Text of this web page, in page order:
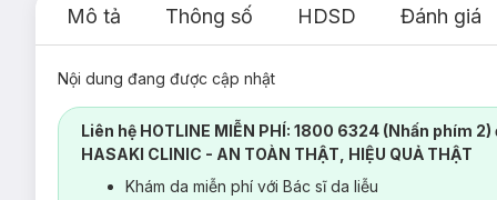
Mô tả Thông số HDSD Đánh giá
Nội dung đang được cập nhật
Liên hệ HOTLINE MIỄN PHÍ: 1800 6324 (Nhấn phím
HASAKI CLINIC - AN TOÀN THẬT, HIỆU QUẢ THẬT
Khám da miễn phí với Bác sĩ da liễu